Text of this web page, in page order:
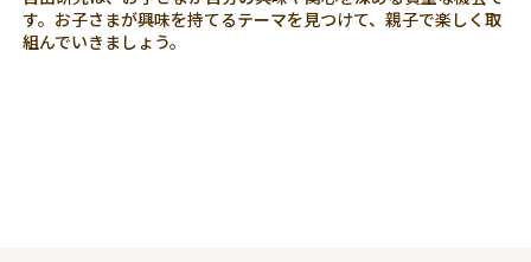
す。お子さまが興味を持てるテーマを見つけて、親子で楽しく取
組んでいきましょう。